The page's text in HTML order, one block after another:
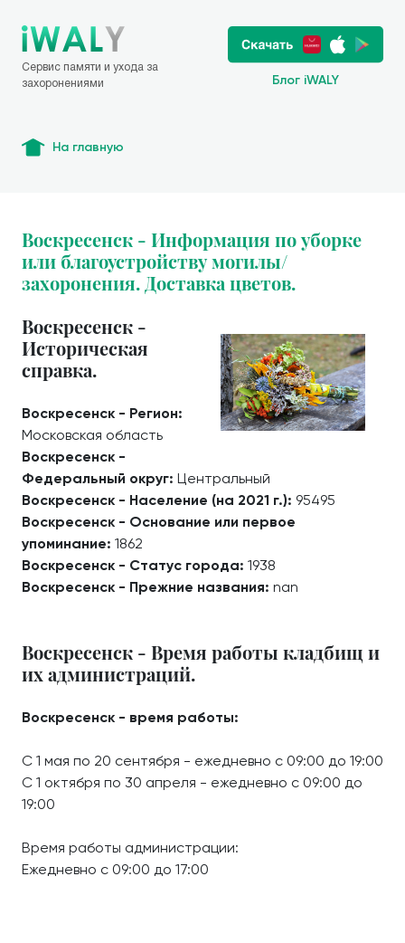
Сервис памяти и ухода за
захоронениями
Блог iWALY
На главную
Воскресенск - Информация по уборке
или благоустройству могилы/
захоронения. Доставка цветов.
Воскресенск -
Историческая
справка.
Воскресенск - Регион:
Московская область
Воскресенск -
Федеральный округ: Центральный
Воскресенск - Население (на 2021 г.): 95495
Воскресенск - Основание или первое
упоминание: 1862
Воскресенск - Статус города: 1938
Воскресенск - Прежние названия: nan
Воскресенск - Время работы кладбищ и
их администраций.
Воскресенск - время работы:
С 1 мая по 20 сентября - ежедневно с 09:00 до 19:00
С 1 октября по 30 апреля - ежедневно с 09:00 до
19:00
Время работы администрации:
Ежедневно с 09:00 до 17:00